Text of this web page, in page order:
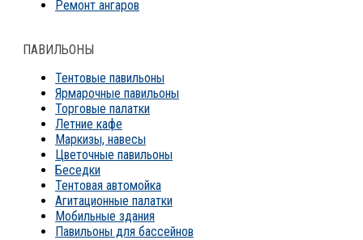
Ремонт ангаров
ПАВИЛЬОНЫ
Тентовые павильоны
Ярмарочные павильоны
Торговые палатки
Летние кафе
Маркизы, навесы
Цветочные павильоны
Беседки
Тентовая автомойка
Агитационные палатки
Мобильные здания
Павильоны для бассейнов